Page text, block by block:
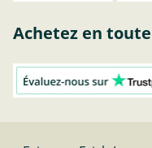
Achetez en